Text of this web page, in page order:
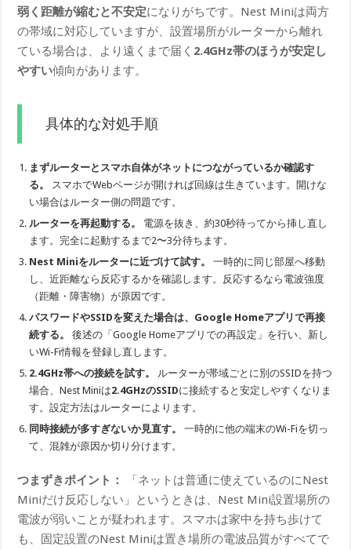
弱く距離が縮むと不安定になりがちです。Nest Miniは両方
の帯域に対応していますが、設置場所がルーターから離れ
ている場合は、より遠くまで届く 2.4GHz帯のほうが安定し
やすい傾向があります。
具体的な対処手順
まずルーターとスマホ自体がネットにつながっているか確認す
る。
スマホでWebページが開ければ回線は生きています。開けな
い場合はルーター側の問題です。
ルーターを再起動する。
電源を抜き、約30秒待ってから挿し直し
ます。完全に起動するまで2〜3分待ちます。
Nest Miniをルーターに近づけて試す。
一時的に同じ部屋へ移動
し、近距離なら反応するかを確認します。反応するなら電波強度
（距離・障害物）が原因です。
パスワードやSSIDを変えた場合は、Google Homeアプリで再接
続する。
後述の「Google Homeアプリでの再設定」を行い、新し
いWi-Fi情報を登録し直します。
2.4GHz帯への接続を試す。
ルーターが帯域ごとに別のSSIDを持つ
場合、Nest Miniは2.4GHzのSSIDに接続すると安定しやすくなりま
す。設定方法はルーターによります。
同時接続が多すぎないか見直す。
一時的に他の端末のWi-Fiを切っ
て、混雑が原因か切り分けます。
つまずきポイント：
「ネットは普通に使えているのにNest
Miniだけ反応しない」というときは、Nest Mini設置場所の
電波が弱いことが疑われます。スマホは家中を持ち歩けて
も、固定設置のNest Miniは置き場所の電波品質がすべてで